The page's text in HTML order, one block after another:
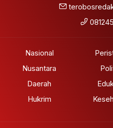
Nasional
Nusantara
Daerah
Hukrim